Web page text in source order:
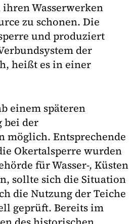
Wasserwerken
zu schonen. Die
und produziert
der
heißt es in einer
einem späteren
bei der
möglich. Entsprechende
Okertalsperre wurden
für Wasser-, Küsten
sollte sich die Situation
die Nutzung der Teiche
geprüft. Bereits im